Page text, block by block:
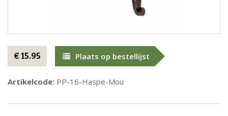
€ 15.95 Plaats op bestellijst
Artikelcode: PP-16-Haspe-Mou